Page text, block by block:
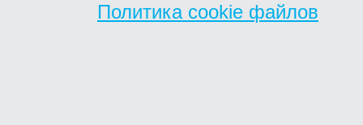
Политика cookie файлов